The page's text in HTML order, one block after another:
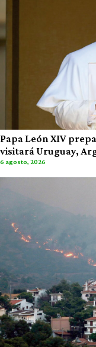
Papa León XIV
visitará Uruguay,
6 agosto, 2026